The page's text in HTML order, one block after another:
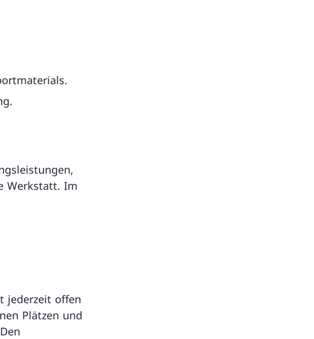
Werkstatt. Im
jederzeit offen
Plätzen und